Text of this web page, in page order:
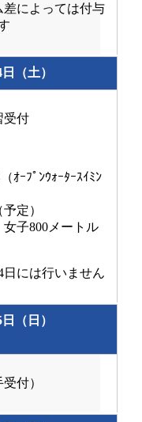
によっては付与
（土）
受付
ｵｰﾌﾟﾝｳｫｰﾀｰｽｲﾐﾝ
定）
子800メートル
には行いません
（日）
付）